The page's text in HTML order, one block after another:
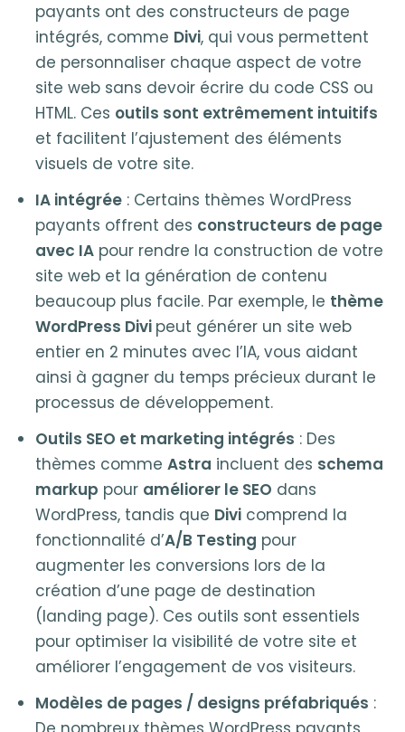
payants ont des constructeurs de page
intégrés, comme Divi, qui vous permettent
de personnaliser chaque aspect de votre
site web sans devoir écrire du code CSS ou
HTML. Ces outils sont extrêmement intuitifs
et facilitent l’ajustement des éléments
visuels de votre site.
IA intégrée : Certains thèmes WordPress
payants offrent des constructeurs de page
avec IA pour rendre la construction de votre
site web et la génération de contenu
beaucoup plus facile. Par exemple, le thème
WordPress Divi peut générer un site web
entier en 2 minutes avec l’IA, vous aidant
ainsi à gagner du temps précieux durant le
processus de développement.
Outils SEO et marketing intégrés : Des
thèmes commeAstra incluent des schema
markup pour améliorer le SEO dans
WordPress, tandis que Divi comprend la
fonctionnalité d’A/B Testing pour
augmenter les conversions lors de la
création d’une page de destination
(landing page). Ces outils sont essentiels
pour optimiser la visibilité de votre site et
améliorer l’engagement de vos visiteurs.
Modèles de pages / designs préfabriqués :